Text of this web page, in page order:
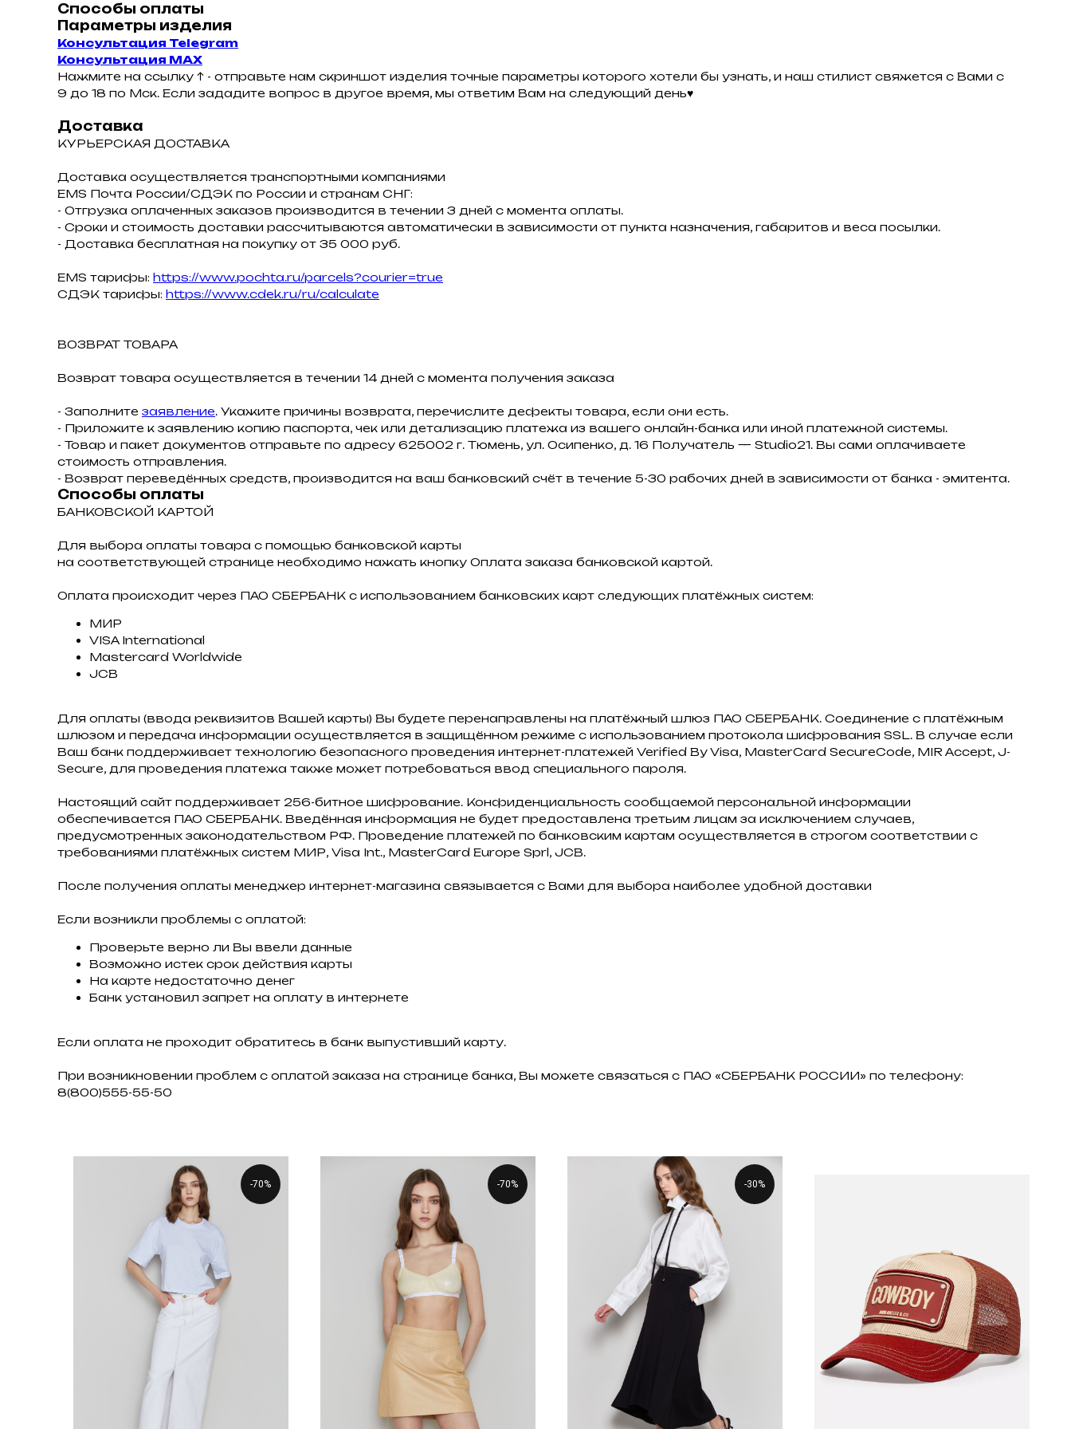
Способы оплаты
Параметры изделия
Консультация Telegram
Консультация MAX
Нажмите на ссылку ↑ - отправьте нам скриншот изделия точные параметры которого хотели бы узнать, и наш стилист свяжется с Вами с
9 до 18 по Мск. Если зададите вопрос в другое время, мы ответим Вам на следующий день♥
Доставка
КУРЬЕРСКАЯ ДОСТАВКА
Доставка осуществляется транспортными компаниями
ЕMS Почта России/СДЭК по России и странам СНГ:
- Отгрузка оплаченных заказов производится в течении 3 дней с момента оплаты.
- Сроки и стоимость доставки рассчитываются автоматически в зависимости от пункта назначения, габаритов и веса посылки.
- Доставка бесплатная на покупку от 35 000 руб.
EMS тарифы: https://www.pochta.ru/parcels?courier=true
СДЭК тарифы: https://www.cdek.ru/ru/calculate
ВОЗВРАТ ТОВАРА
Возврат товара осуществляется в течении 14 дней с момента получения заказа
- Заполните заявление. Укажите причины возврата, перечислите дефекты товара, если они есть.
- Приложите к заявлению копию паспорта, чек или детализацию платежа из вашего онлайн-банка или иной платежной системы.
- Товар и пакет документов отправьте по адресу 625002 г. Тюмень, ул. Осипенко, д. 16 Получатель — Studio21. Вы сами оплачиваете
стоимость отправления.
- Возврат переведённых средств, производится на ваш банковский счёт в течение 5-30 рабочих дней в зависимости от банка - эмитента.
Способы оплаты
БАНКОВСКОЙ КАРТОЙ
Для выбора оплаты товара с помощью банковской карты
на соответствующей странице необходимо нажать кнопку Оплата заказа банковской картой.
Оплата происходит через ПАО СБЕРБАНК с использованием банковских карт следующих платёжных систем:
МИР
VISA International
Mastercard Worldwide
JCB
Для оплаты (ввода реквизитов Вашей карты) Вы будете перенаправлены на платёжный шлюз ПАО СБЕРБАНК. Соединение с платёжным
шлюзом и передача информации осуществляется в защищённом режиме с использованием протокола шифрования SSL. В случае если
Ваш банк поддерживает технологию безопасного проведения интернет-платежей Verified By Visa, MasterCard SecureCode, MIR Accept, J-
Secure, для проведения платежа также может потребоваться ввод специального пароля.
Настоящий сайт поддерживает 256-битное шифрование. Конфиденциальность сообщаемой персональной информации
обеспечивается ПАО СБЕРБАНК. Введённая информация не будет предоставлена третьим лицам за исключением случаев,
предусмотренных законодательством РФ. Проведение платежей по банковским картам осуществляется в строгом соответствии с
требованиями платёжных систем МИР, Visa Int., MasterCard Europe Sprl, JCB.
После получения оплаты менеджер интернет-магазина связывается с Вами для выбора наиболее удобной доставки
Если возникли проблемы с оплатой:
Проверьте верно ли Вы ввели данные
Возможно истек срок действия карты
На карте недостаточно денег
Банк установил запрет на оплату в интернете
Если оплата не проходит обратитесь в банк выпустивший карту.
При возникновении проблем с оплатой заказа на странице банка, Вы можете связаться с ПАО «СБЕРБАНК РОССИИ» по телефону:
8(800)555-55-50
-70% -70% -30%